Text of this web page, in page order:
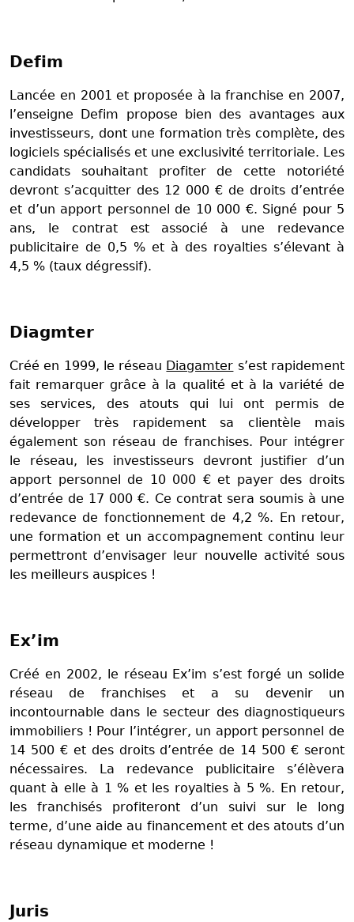
Defim
Lancée en 2001 et proposée à la franchise en 2007,
l’enseigne Defim propose bien des avantages aux
investisseurs, dont une formation très complète, des
logiciels spécialisés et une exclusivité territoriale. Les
candidats souhaitant profiter de cette notoriété
devront s’acquitter des 12 000 € de droits d’entrée
et d’un apport personnel de 10 000 €. Signé pour 5
ans, le contrat est associé à une redevance
publicitaire de 0,5 % et à des royalties s’élevant à
4,5 % (taux dégressif).
Diagmter
Créé en 1999, le réseau Diagamter s’est rapidement
fait remarquer grâce à la qualité et à la variété de
ses services, des atouts qui lui ont permis de
développer très rapidement sa clientèle mais
également son réseau de franchises. Pour intégrer
le réseau, les investisseurs devront justifier d’un
apport personnel de 10 000 € et payer des droits
d’entrée de 17 000 €. Ce contrat sera soumis à une
redevance de fonctionnement de 4,2 %. En retour,
une formation et un accompagnement continu leur
permettront d’envisager leur nouvelle activité sous
les meilleurs auspices !
Ex’im
Créé en 2002, le réseau Ex’im s’est forgé un solide
réseau de franchises et a su devenir un
incontournable dans le secteur des diagnostiqueurs
immobiliers ! Pour l’intégrer, un apport personnel de
14 500 € et des droits d’entrée de 14 500 € seront
nécessaires. La redevance publicitaire s’élèvera
quant à elle à 1 % et les royalties à 5 %. En retour,
les franchisés profiteront d’un suivi sur le long
terme, d’une aide au financement et des atouts d’un
réseau dynamique et moderne !
Juris